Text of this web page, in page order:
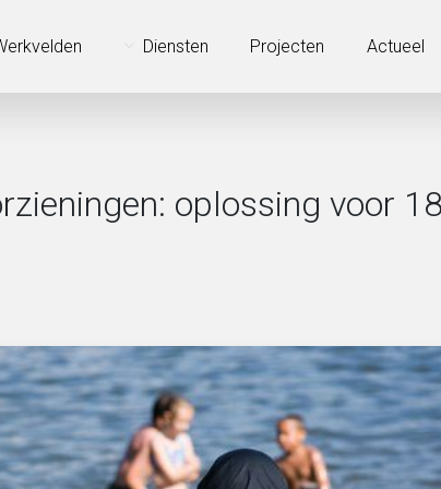
Diensten Projecten Actueel
oplossing voor